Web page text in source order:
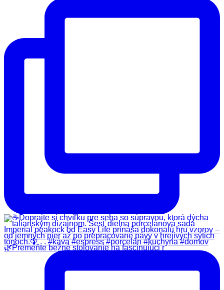
🌿Premeňte bežné stolovanie na fascinujúci r